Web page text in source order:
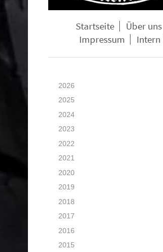
Startseite Über uns
Impressum
Intern
2026
2025
2024
2023
2022
2021
2020
2019
2018
2017
2016
2015